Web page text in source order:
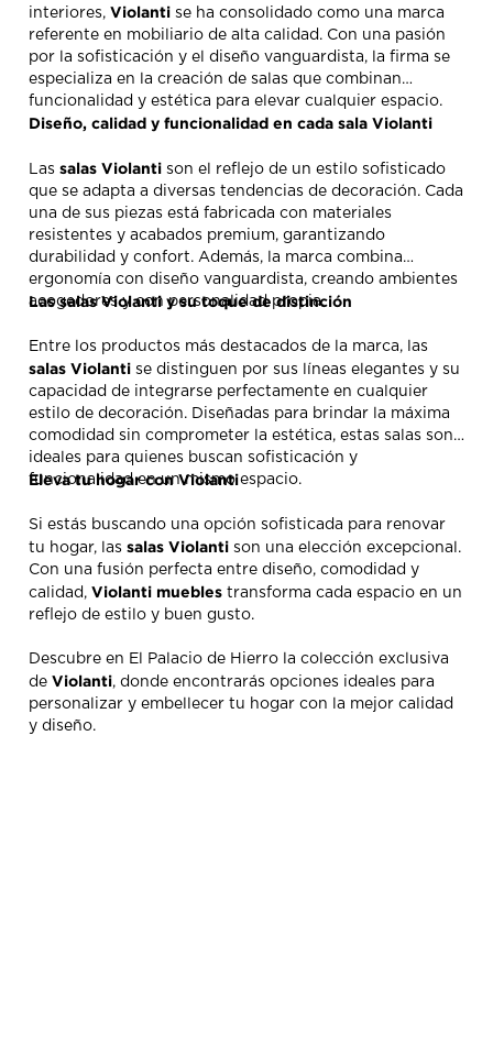
interiores, Violanti se ha consolidado como una marca
referente en mobiliario de alta calidad. Con una pasión
por la sofisticación y el diseño vanguardista, la firma se
especializa en la creación de salas que combinan
funcionalidad y estética para elevar cualquier espacio.
Diseño, calidad y funcionalidad en cada sala Violanti
Las salas Violanti son el reflejo de un estilo sofisticado
que se adapta a diversas tendencias de decoración. Cada
una de sus piezas está fabricada con materiales
resistentes y acabados premium, garantizando
durabilidad y confort. Además, la marca combina
ergonomía con diseño vanguardista, creando ambientes
acogedores y con personalidad propia.
Las salas Violanti y su toque de distinción
Entre los productos más destacados de la marca, las
salas Violanti se distinguen por sus líneas elegantes y su
capacidad de integrarse perfectamente en cualquier
estilo de decoración. Diseñadas para brindar la máxima
comodidad sin comprometer la estética, estas salas son
ideales para quienes buscan sofisticación y
funcionalidad en un mismo espacio.
Eleva tu hogar con Violanti
Si estás buscando una opción sofisticada para renovar
tu hogar, las salas Violanti son una elección excepcional.
Con una fusión perfecta entre diseño, comodidad y
calidad, Violanti muebles transforma cada espacio en un
reflejo de estilo y buen gusto.
Descubre en El Palacio de Hierro la colección exclusiva
de Violanti, donde encontrarás opciones ideales para
personalizar y embellecer tu hogar con la mejor calidad
y diseño.